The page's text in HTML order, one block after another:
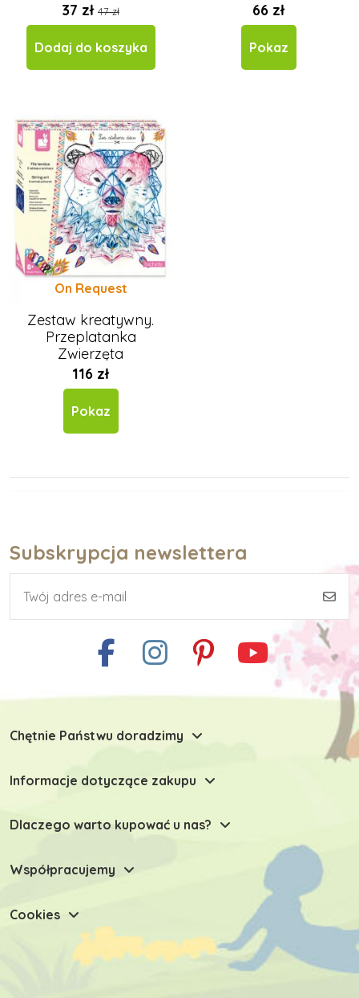
37 zł 47 zł
Dodaj do koszyka
66 zł
Pokaz
On Request
Zestaw kreatywny.
Przeplatanka
Zwierzęta
116 zł
Pokaz
Subskrypcja newslettera
Chętnie Państwu doradzimy
Informacje dotyczące zakupu
Dlaczego warto kupować u nas?
Współpracujemy
Cookies